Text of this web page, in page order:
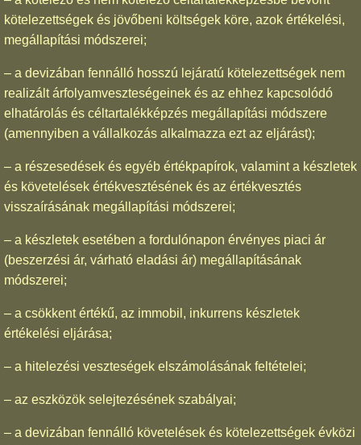
kötelezettségek és jövőbeni költségek köre, azok értékelési,
megállapítási módszerei;
– a devizában fennálló hosszú lejáratú kötelezettségek nem
realizált árfolyamveszteségeinek és az ehhez kapcsolódó
elhatárolás és céltartalékképzés megállapítási módszere
(amennyiben a vállalkozás alkalmazza ezt az eljárást);
– a részesedések és egyéb értékpapírok, valamint a készletek
és követelések értékvesztésének és az értékvesztés
visszaírásának megállapítási módszerei;
– a készletek esetében a fordulónapon érvényes piaci ár
(beszerzési ár, várható eladási ár) megállapításának
módszerei;
– a csökkent értékű, az immobil, inkurrens készletek
értékelési eljárása;
– a hitelezési veszteségek elszámolásának feltételei;
– az eszközök selejtezésének szabályai;
– a devizában fennálló követelések és kötelezettségek évközi